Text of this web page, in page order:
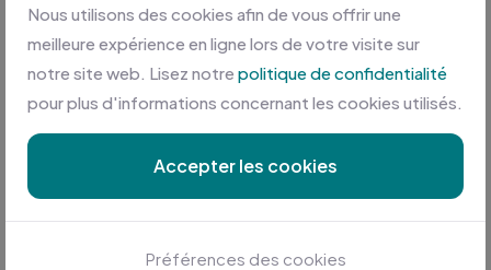
Nous utilisons des cookies afin de vous offrir une
meilleure expérience en ligne lors de votre visite sur
notre site web. Lisez notre politique de confidentialité
pour plus d'informations concernant les cookies utilisés.
Accepter les cookies
Préférences des cookies